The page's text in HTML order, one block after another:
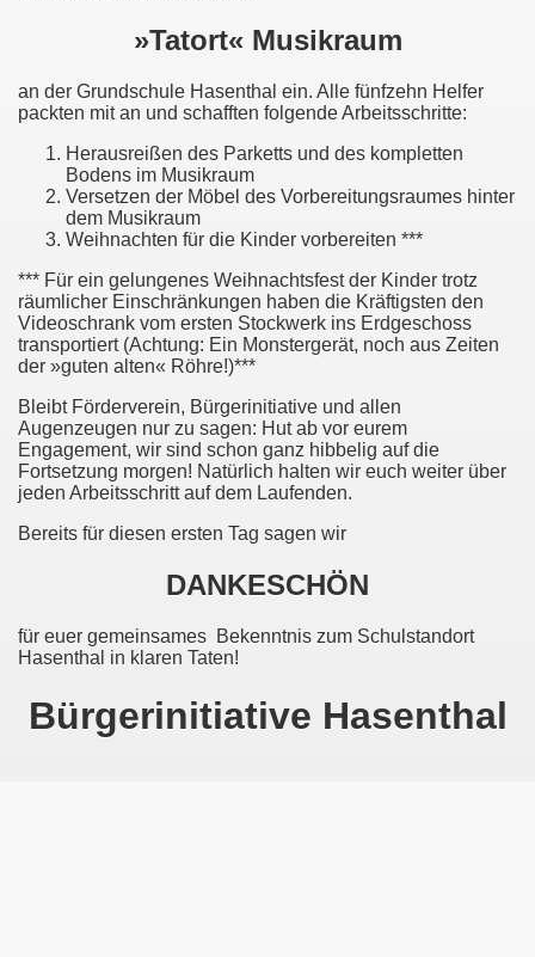
»Tatort« Musikraum
an der Grundschule Hasenthal ein. Alle fünfzehn Helfer
packten mit an und schafften folgende Arbeitsschritte:
Herausreißen des Parketts und des kompletten
Bodens im Musikraum
Versetzen der Möbel des Vorbereitungsraumes hinter
dem Musikraum
Weihnachten für die Kinder vorbereiten ***
*** Für ein gelungenes Weihnachtsfest der Kinder trotz
räumlicher Einschränkungen haben die Kräftigsten den
Videoschrank vom ersten Stockwerk ins Erdgeschoss
transportiert (Achtung: Ein Monstergerät, noch aus Zeiten
der »guten alten« Röhre!)***
Bleibt Förderverein, Bürgerinitiative und allen
Augenzeugen nur zu sagen: Hut ab vor eurem
Engagement, wir sind schon ganz hibbelig auf die
Fortsetzung morgen! Natürlich halten wir euch weiter über
jeden Arbeitsschritt auf dem Laufenden.
Bereits für diesen ersten Tag sagen wir
DANKESCHÖN
für euer gemeinsames Bekenntnis zum Schulstandort
Hasenthal in klaren Taten!
Bürgerinitiative Hasenthal